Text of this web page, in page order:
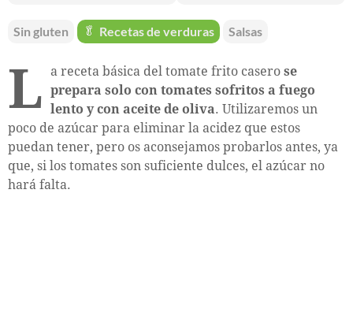
Sin gluten 🥬 Recetas de verduras Salsas
L a receta básica del tomate frito casero se
prepara solo con tomates sofritos a fuego
lento y con aceite de oliva. Utilizaremos un
poco de azúcar para eliminar la acidez que estos
puedan tener, pero os aconsejamos probarlos antes, ya
que, si los tomates son suficiente dulces, el azúcar no
hará falta.